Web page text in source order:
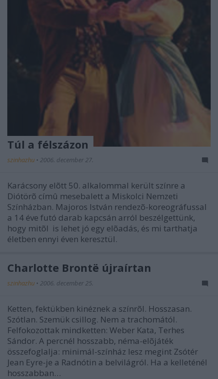
Túl a félszázon
szinhazhu • 2006. december 27.
Karácsony elõtt 50. alkalommal került színre a
Diótörõ címû mesebalett a Miskolci Nemzeti
Színházban. Majoros István rendezõ-koreográfussal
a 14 éve futó darab kapcsán arról beszélgettünk,
hogy mitõl is lehet jó egy elõadás, és mi tarthatja
életben ennyi éven keresztül.
Charlotte Brontë újraírtan
szinhazhu • 2006. december 25.
Ketten, fektükben kinéznek a színrõl. Hosszasan.
Szótlan. Szemük csillog. Nem a trachomától.
Felfokozottak mindketten: Weber Kata, Terhes
Sándor. A percnél hosszabb, néma-elõjáték
összefoglalja: minimál-színház lesz megint Zsótér
Jean Eyre-je a Radnótin a belvilágról. Ha a kelleténél
hosszabban…